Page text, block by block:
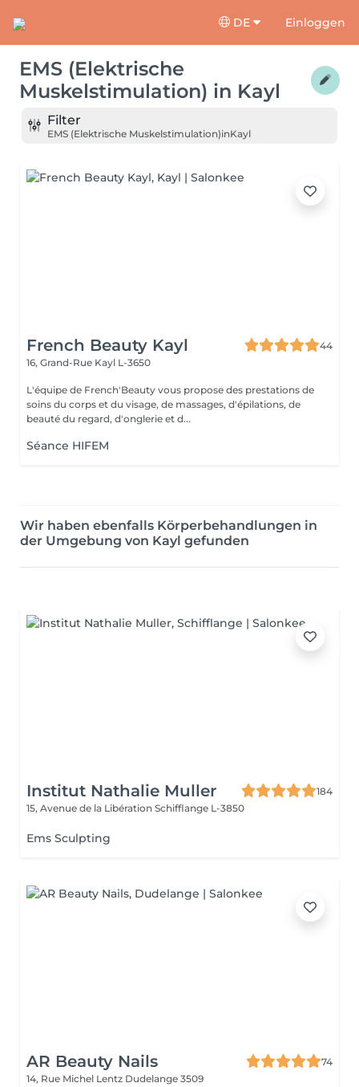
DE Einloggen
EMS (Elektrische
Muskelstimulation) in Kayl
Filter
EMS (Elektrische Muskelstimulation)inKayl
French Beauty Kayl
44
16, Grand-Rue Kayl L-3650
L'équipe de French'Beauty vous propose des prestations de
soins du corps et du visage, de massages, d'épilations, de
beauté du regard, d'onglerie et d...
Séance HIFEM
Wir haben ebenfalls Körperbehandlungen in
der Umgebung von Kayl gefunden
Institut Nathalie Muller
184
15, Avenue de la Libération Schifflange L-3850
Ems Sculpting
AR Beauty Nails
74
14, Rue Michel Lentz Dudelange 3509